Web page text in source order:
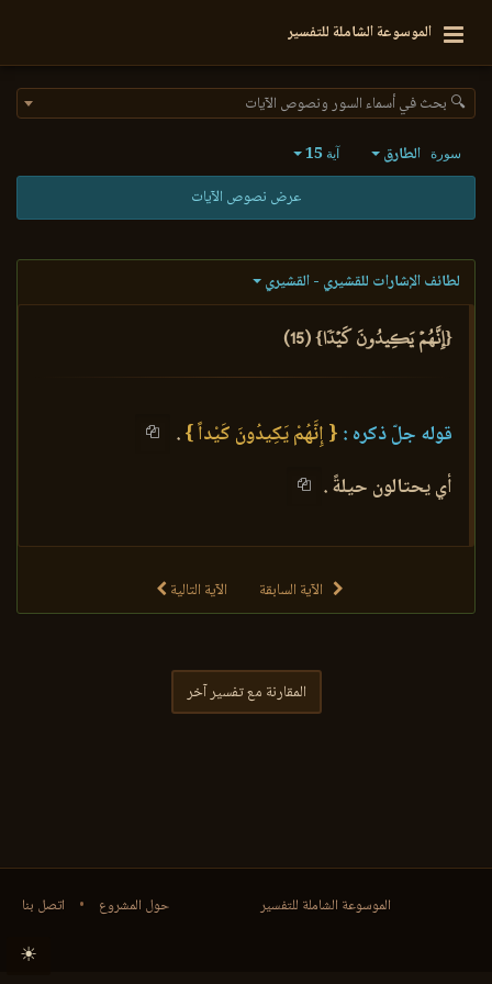
الموسوعة الشاملة للتفسير
🔍 بحث في أسماء السور ونصوص الآيات
سورة الطارق آية 15
عرض نصوص الآيات
لطائف الإشارات للقشيري - القشيري
{إِنَّهُمۡ يَكِيدُونَ كَيۡدٗا} (15)
قوله جلّ ذكره : { إِنَّهُمْ يَكِيدُونَ كَيْداً }.
أي يحتالون حيلةً .
الآية السابقة الآية التالية
المقارنة مع تفسير آخر
حول المشروع • اتصل بنا الموسوعة الشاملة للتفسير
☀